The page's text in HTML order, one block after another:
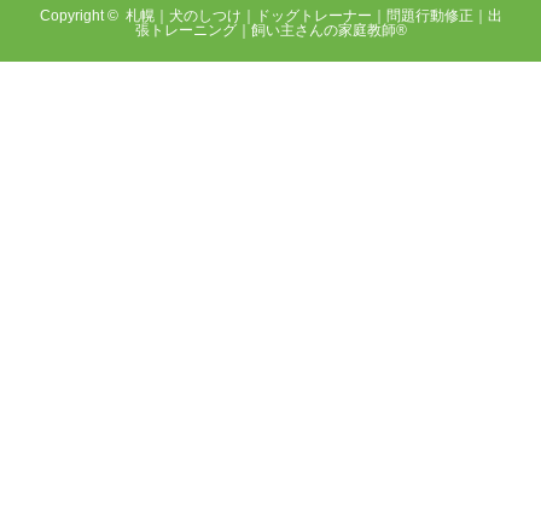
Copyright © 札幌｜犬のしつけ｜ドッグトレーナー｜問題行動修正｜出
張トレーニング｜飼い主さんの家庭教師®️